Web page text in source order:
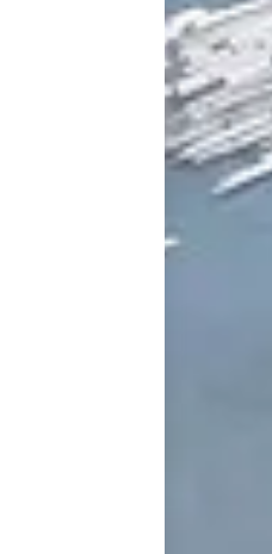
Région Centre
Vierzon Et Ses Environs
Vivre Mieux
0